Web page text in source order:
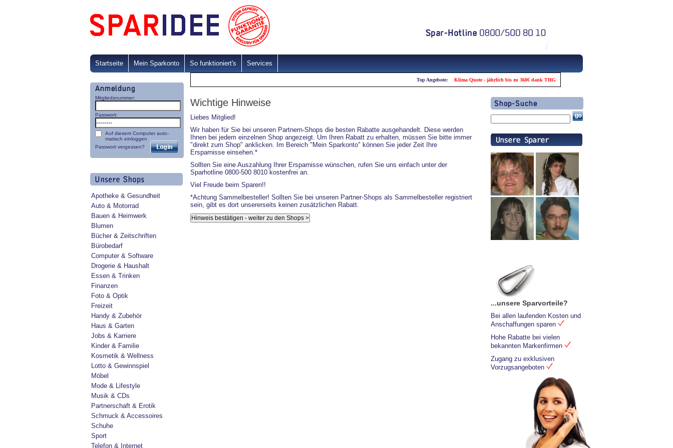
Startseite Mein Sparkonto So funktioniert's Services
Mitgliedsnummer:
Passwort:
Auf diesem Computer auto-
matisch einloggen
Passwort vergessen?
Apotheke & Gesundheit
Auto & Motorrad
Bauen & Heimwerk
Blumen
Bücher & Zeitschriften
Bürobedarf
Computer & Software
Drogerie & Haushalt
Essen & Trinken
Finanzen
Foto & Optik
Freizeit
Handy & Zubehör
Haus & Garten
Jobs & Karriere
Kinder & Familie
Kosmetik & Wellness
Lotto & Gewinnspiel
Möbel
Mode & Lifestyle
Musik & CDs
Partnerschaft & Erotik
Schmuck & Accessoires
Schuhe
Sport
Telefon & Internet
Top Angebote: Klima Quote - jährlich bis zu 360€ dank THG-Quote
Wichtige Hinweise
Liebes Mitglied!
Wir haben für Sie bei unseren Partnern-Shops die besten Rabatte ausgehandelt. Diese werden
Ihnen bei jedem einzelnen Shop angezeigt. Um Ihren Rabatt zu erhalten, müssen Sie bitte immer
"direkt zum Shop" anklicken. Im Bereich "Mein Sparkonto" können Sie jeder Zeit Ihre
Ersparnisse einsehen.*
Sollten Sie eine Auszahlung Ihrer Ersparnisse wünschen, rufen Sie uns einfach unter der
Sparhotline 0800-500 8010 kostenfrei an.
Viel Freude beim Sparen!!
*Achtung Sammelbesteller! Sollten Sie bei unseren Partner-Shops als Sammelbesteller registriert
sein, gibt es dort unsererseits keinen zusätzlichen Rabatt.
...unsere Sparvorteile?
Bei allen laufenden Kosten und
Anschaffungen sparen
Hohe Rabatte bei vielen
bekannten Markenfirmen
Zugang zu exklusiven
Vorzugsangeboten